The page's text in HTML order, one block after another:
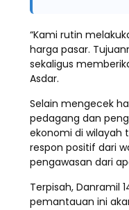
“Kami rutin
harga pasar.
sekaligus
Asdar.
Selain mengecek
pedagang dan
ekonomi di wilayah
respon positif dari
pengawasan dari
Terpisah, Danramil
pemantauan ini